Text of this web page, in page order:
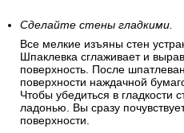
Сделайте стены гладкими.
Все мелкие изъяны стен
Шпаклевка сглаживает и
поверхность. После
поверхности наждачной
Чтобы убедиться в гладкости
ладонью. Вы сразу
поверхности.